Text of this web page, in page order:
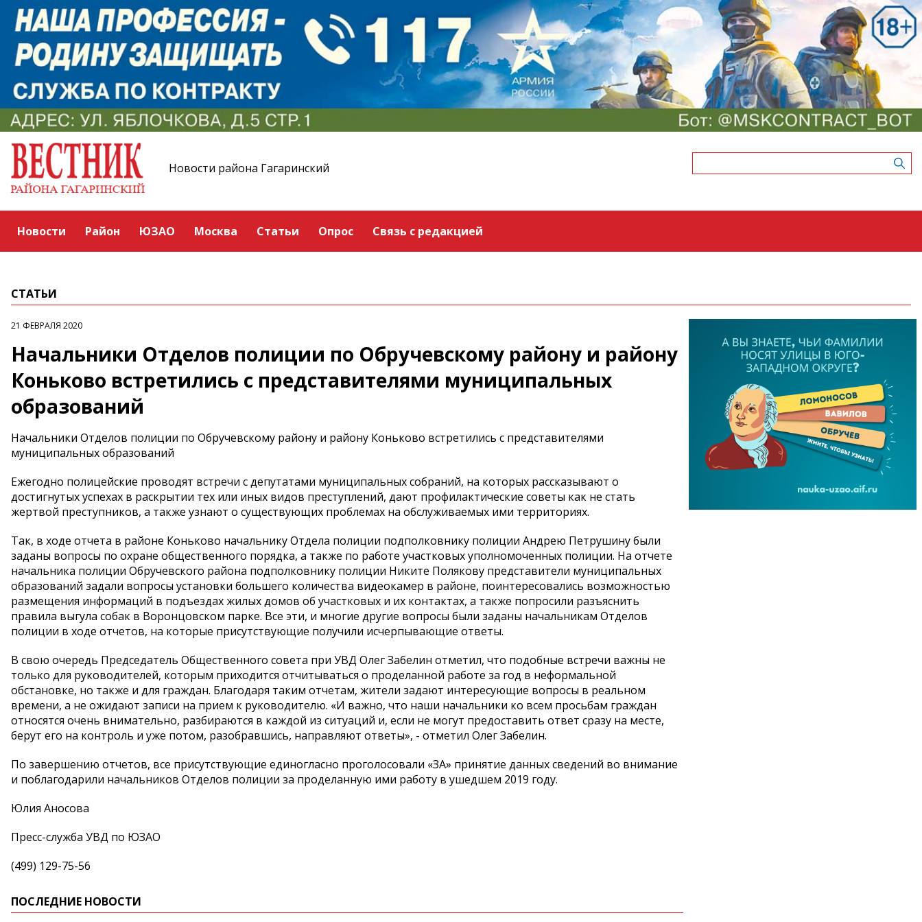
Новости района Гагаринский
Новости Район ЮЗАО Москва Статьи Опрос Связь с редакцией
СТАТЬИ
21 ФЕВРАЛЯ 2020
Начальники Отделов полиции по Обручевскому району и району
Коньково встретились с представителями муниципальных
образований
Начальники Отделов полиции по Обручевскому району и району Коньково встретились с представителями
муниципальных образований
Ежегодно полицейские проводят встречи с депутатами муниципальных собраний, на которых рассказывают о
достигнутых успехах в раскрытии тех или иных видов преступлений, дают профилактические советы как не стать
жертвой преступников, а также узнают о существующих проблемах на обслуживаемых ими территориях.
Так, в ходе отчета в районе Коньково начальнику Отдела полиции подполковнику полиции Андрею Петрушину были
заданы вопросы по охране общественного порядка, а также по работе участковых уполномоченных полиции. На отчете
начальника полиции Обручевского района подполковнику полиции Никите Полякову представители муниципальных
образований задали вопросы установки большего количества видеокамер в районе, поинтересовались возможностью
размещения информаций в подъездах жилых домов об участковых и их контактах, а также попросили разъяснить
правила выгула собак в Воронцовском парке. Все эти, и многие другие вопросы были заданы начальникам Отделов
полиции в ходе отчетов, на которые присутствующие получили исчерпывающие ответы.
В свою очередь Председатель Общественного совета при УВД Олег Забелин отметил, что подобные встречи важны не
только для руководителей, которым приходится отчитываться о проделанной работе за год в неформальной
обстановке, но также и для граждан. Благодаря таким отчетам, жители задают интересующие вопросы в реальном
времени, а не ожидают записи на прием к руководителю. «И важно, что наши начальники ко всем просьбам граждан
относятся очень внимательно, разбираются в каждой из ситуаций и, если не могут предоставить ответ сразу на месте,
берут его на контроль и уже потом, разобравшись, направляют ответы», - отметил Олег Забелин.
По завершению отчетов, все присутствующие единогласно проголосовали «ЗА» принятие данных сведений во внимание
и поблагодарили начальников Отделов полиции за проделанную ими работу в ушедшем 2019 году.
Юлия Аносова
Пресс-служба УВД по ЮЗАО
(499) 129-75-56
ПОСЛЕДНИЕ НОВОСТИ